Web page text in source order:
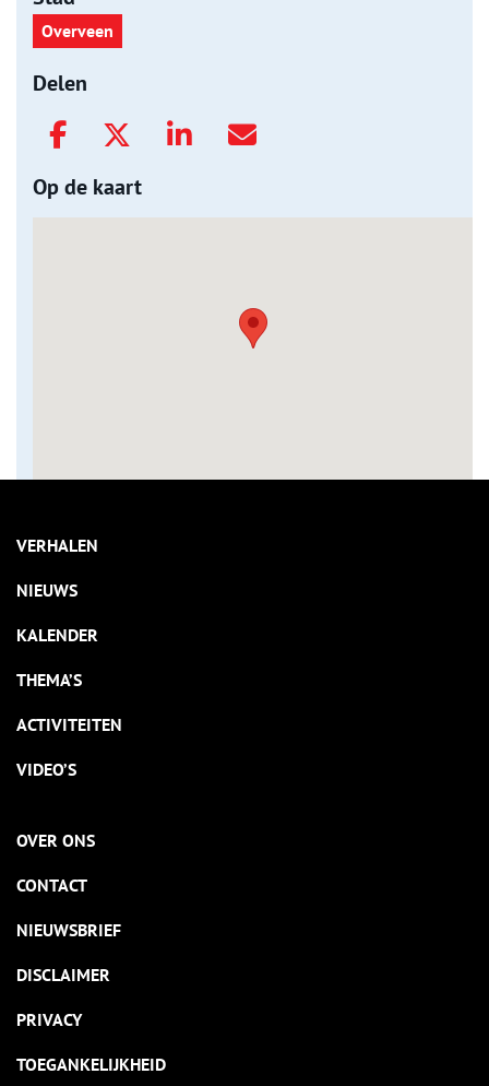
Overveen
Delen
Op de kaart
VERHALEN
NIEUWS
KALENDER
THEMA’S
ACTIVITEITEN
VIDEO’S
OVER ONS
CONTACT
NIEUWSBRIEF
DISCLAIMER
PRIVACY
TOEGANKELIJKHEID